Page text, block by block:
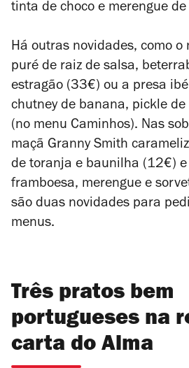
tinta de choco e merengue de
Há outras novidades, como o
puré de raiz de salsa,
estragão (33€) ou a presa
chutney de banana, pickle de
(no menu Caminhos). Nas
maçã Granny Smith
de toranja e baunilha (12€) e
framboesa, merengue e
são duas novidades para
menus.
Três pratos bem
portugueses na
carta do Alma